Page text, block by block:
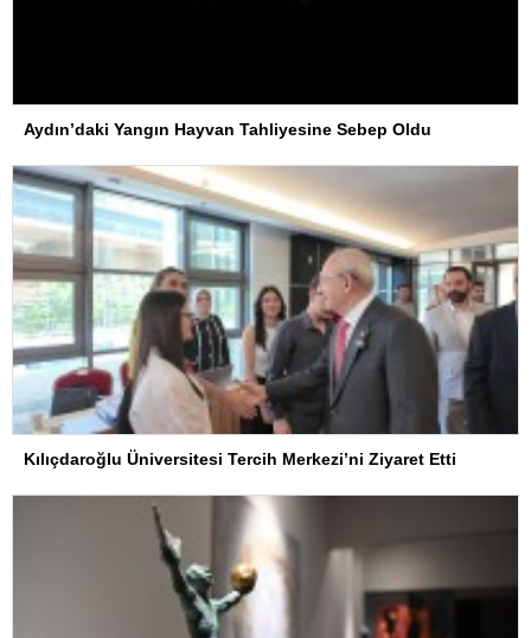
Aydın’daki Yangın Hayvan Tahliyesine Sebep Oldu
Kılıçdaroğlu Üniversitesi Tercih Merkezi’ni Ziyaret Etti